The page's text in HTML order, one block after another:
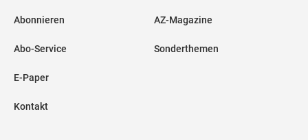
Abonnieren
Abo-Service
E-Paper
Kontakt
AZ-Magazine
Sonderthemen